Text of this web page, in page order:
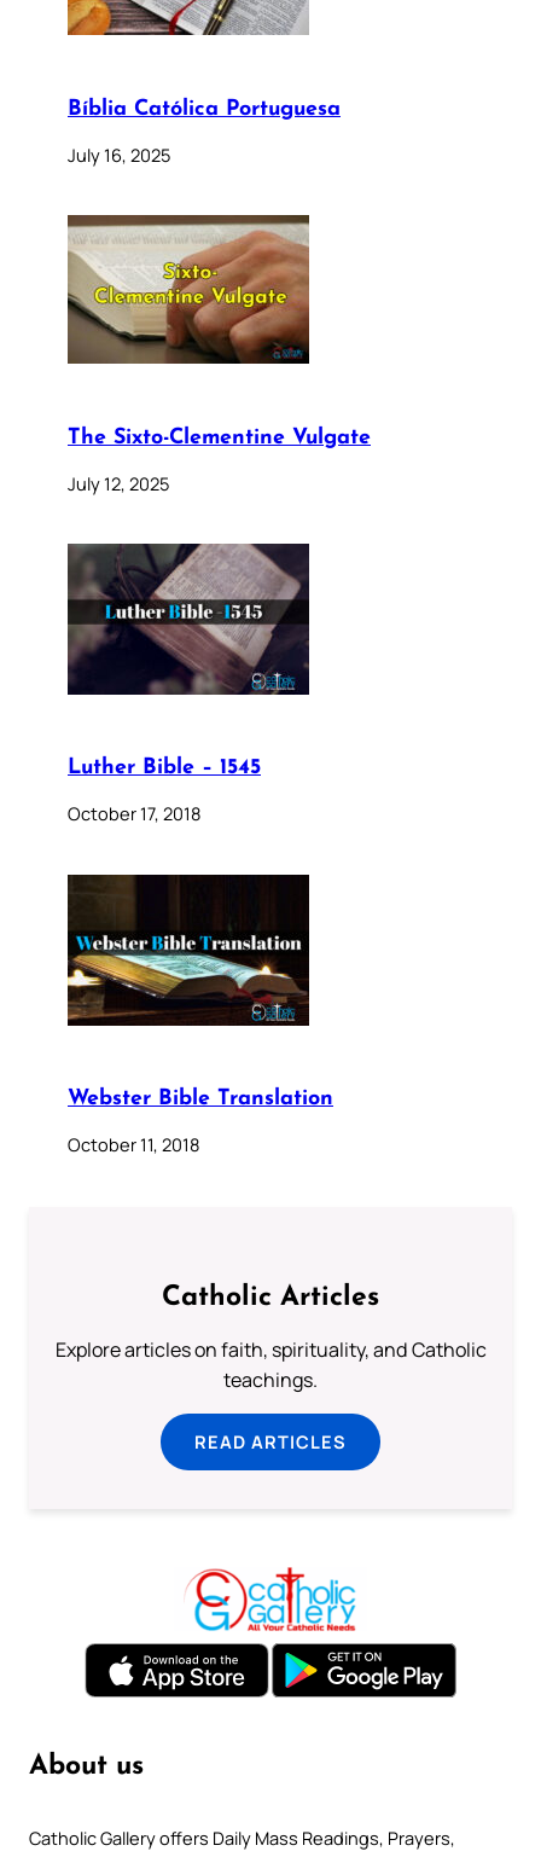
Bíblia Católica Portuguesa
July 16, 2025
The Sixto-Clementine Vulgate
July 12, 2025
Luther Bible – 1545
October 17, 2018
Webster Bible Translation
October 11, 2018
Catholic Articles
Explore articles on faith, spirituality, and Catholic
teachings.
READ ARTICLES
About us
Catholic Gallery offers Daily Mass Readings, Prayers,